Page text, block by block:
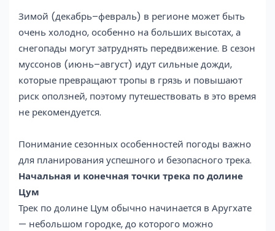
Зимой (декабрь–февраль) в регионе может быть
очень холодно, особенно на больших высотах, а
снегопады могут затруднять передвижение. В сезон
муссонов (июнь–август) идут сильные дожди,
которые превращают тропы в грязь и повышают
риск оползней, поэтому путешествовать в это время
не рекомендуется.
Понимание сезонных особенностей погоды важно
для планирования успешного и безопасного трека.
Начальная и конечная точки трека по долине
Цум
Трек по долине Цум обычно начинается в Аругхате
— небольшом городке, до которого можно